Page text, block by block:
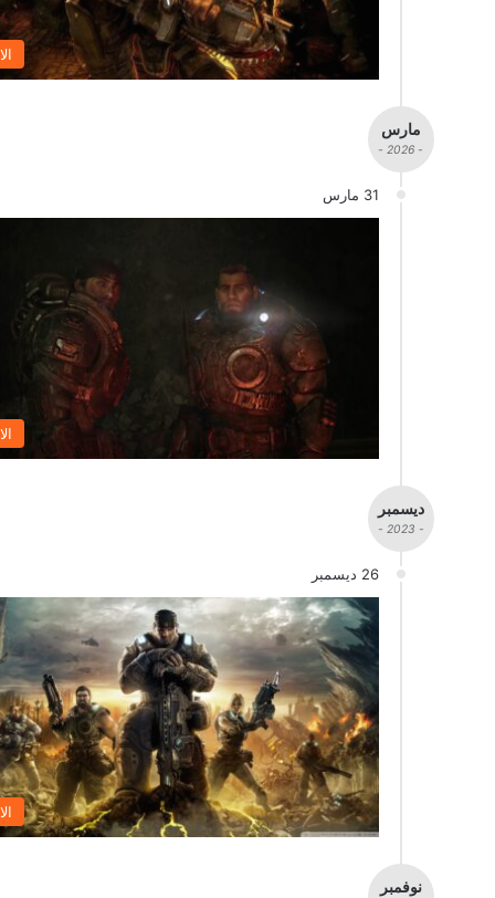
مارس
- 2026 -
31 مارس
ديسمبر
- 2023 -
26 ديسمبر
نوفمبر